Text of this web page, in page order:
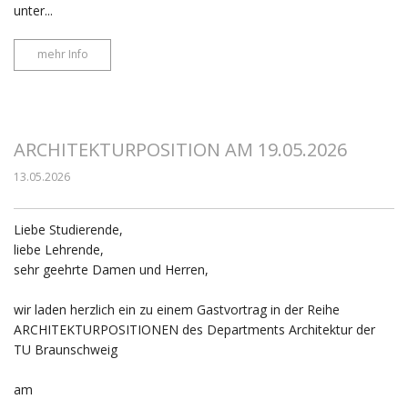
unter...
mehr Info
ARCHITEKTURPOSITION AM 19.05.2026
13.05.2026
Liebe Studierende,
liebe Lehrende,
sehr geehrte Damen und Herren,
wir laden herzlich ein zu einem Gastvortrag in der Reihe
ARCHITEKTURPOSITIONEN des Departments Architektur der
TU Braunschweig
am